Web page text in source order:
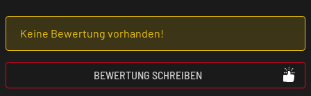
Keine Bewertung vorhanden!
BEWERTUNG SCHREIBEN